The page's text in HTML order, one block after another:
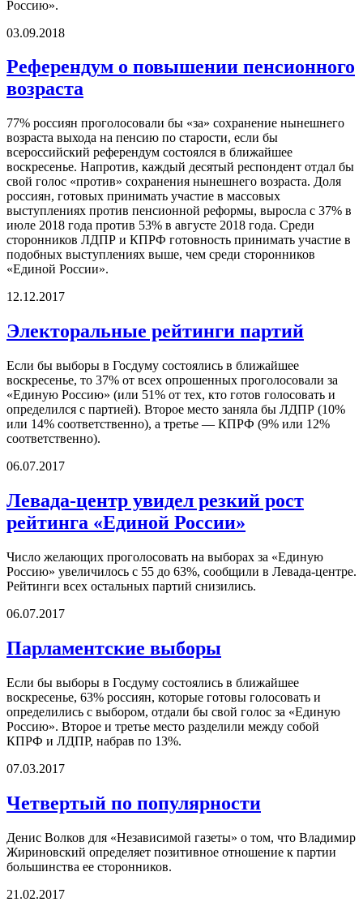
Россию».
03.09.2018
Референдум о повышении пенсионного
возраста
77% россиян проголосовали бы «за» сохранение нынешнего
возраста выхода на пенсию по старости, если бы
всероссийский референдум состоялся в ближайшее
воскресенье. Напротив, каждый десятый респондент отдал бы
свой голос «против» сохранения нынешнего возраста. Доля
россиян, готовых принимать участие в массовых
выступлениях против пенсионной реформы, выросла с 37% в
июле 2018 года против 53% в августе 2018 года. Среди
сторонников ЛДПР и КПРФ готовность принимать участие в
подобных выступлениях выше, чем среди сторонников
«Единой России».
12.12.2017
Электоральные рейтинги партий
Если бы выборы в Госдуму состоялись в ближайшее
воскресенье, то 37% от всех опрошенных проголосовали за
«Единую Россию» (или 51% от тех, кто готов голосовать и
определился с партией). Второе место заняла бы ЛДПР (10%
или 14% соответственно), а третье — КПРФ (9% или 12%
соответственно).
06.07.2017
Левада-центр увидел резкий рост
рейтинга «Единой России»
Число желающих проголосовать на выборах за «Единую
Россию» увеличилось с 55 до 63%, сообщили в Левада-центре.
Рейтинги всех остальных партий снизились.
06.07.2017
Парламентские выборы
Если бы выборы в Госдуму состоялись в ближайшее
воскресенье, 63% россиян, которые готовы голосовать и
определились с выбором, отдали бы свой голос за «Единую
Россию». Второе и третье место разделили между собой
КПРФ и ЛДПР, набрав по 13%.
07.03.2017
Четвертый по популярности
Денис Волков для «Независимой газеты» о том, что Владимир
Жириновский определяет позитивное отношение к партии
большинства ее сторонников.
21.02.2017